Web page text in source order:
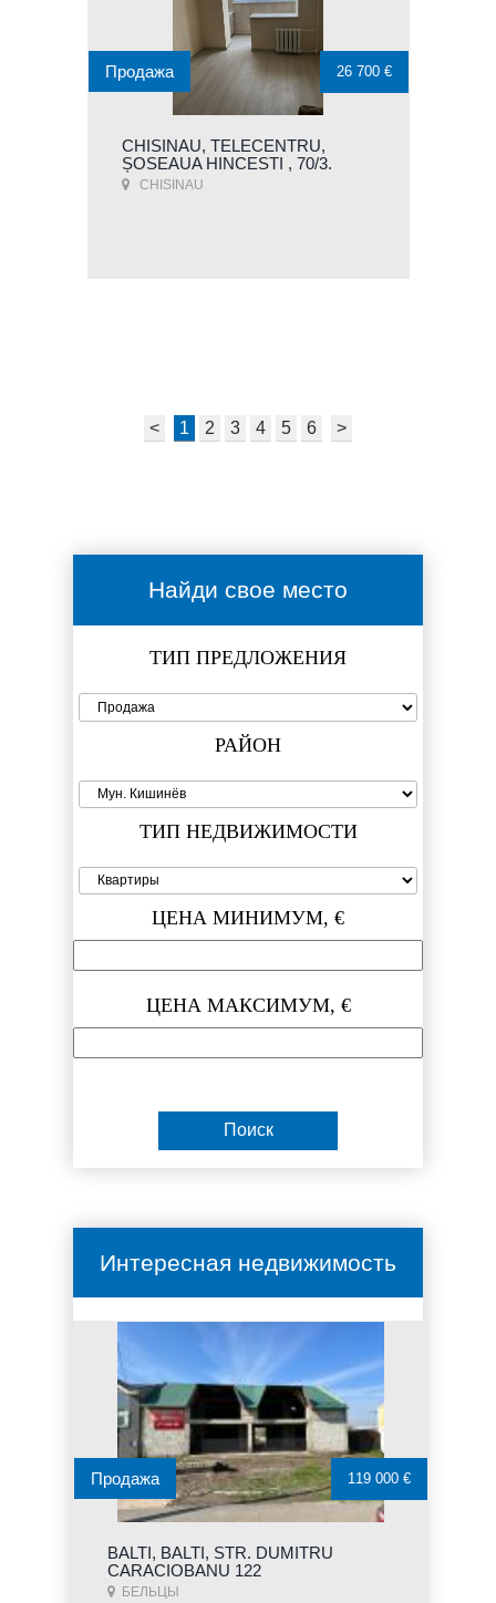
CHISINAU, TELECENTRU,
ȘOSEAUA HINCESTI , 70/3.
CHISINAU
Продажа 26 700 €
< 1 2 3 4 5 6 >
Найди свое место
ТИП ПРЕДЛОЖЕНИЯ
РАЙОН
ТИП НЕДВИЖИМОСТИ
ЦЕНА МИНИМУМ, €
ЦЕНА МАКСИМУМ, €
Интересная недвижимость
BALTI, BALTI, STR. DUMITRU
CARACIOBANU 122
БЕЛЬЦЫ
Продажа 119 000 €